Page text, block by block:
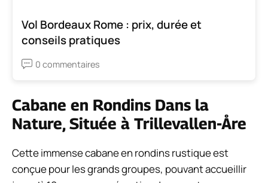
Vol Bordeaux Rome : prix, durée et
conseils pratiques
0 commentaires
Cabane en Rondins Dans la
Nature, Située à Trillevallen-Åre
Cette immense cabane en rondins rustique est
conçue pour les grands groupes, pouvant accueillir